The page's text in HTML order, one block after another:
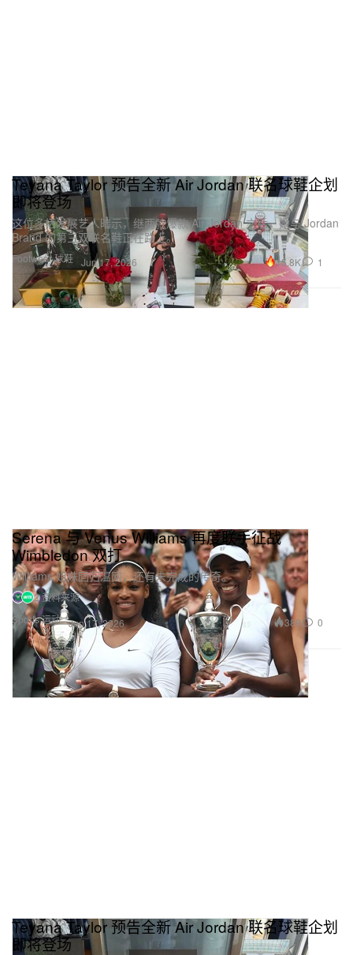
Footwear 球鞋
Teyana Taylor 预告全新 Air Jordan 联名球鞋企划
即将登场
这位多栖发展艺人暗示，继两款爆款 Air Jordan 之后，她与 Jordan
Brand 的第三双联名鞋正在路上。
Jun 17, 2026 15.8K 1
Sports 运动
Serena 与 Venus Williams 再度联手征战
Wimbledon 双打
Williams 姐妹回归温网，还有未完成的传奇。
2 资料来源
Jun 17, 2026
389 0
Teyana Taylor 预告全新 Air Jordan 联名球鞋企划
即将登场